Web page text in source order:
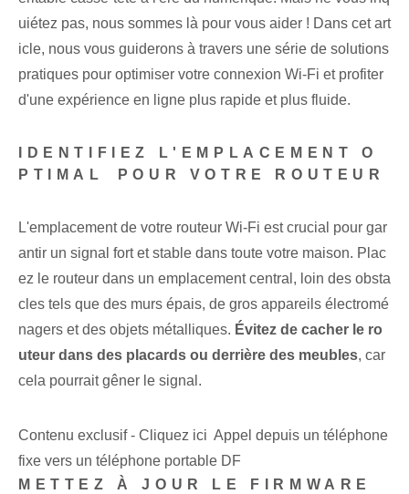
uiétez pas, nous sommes là pour vous aider ! ⁣Dans cet art
icle, nous vous guiderons à travers une série de solutions
pratiques pour⁢ optimiser votre connexion Wi-Fi et profiter
d'une expérience en ligne plus rapide et plus fluide.
IDENTIFIEZ​ L'EMPLACEMENT O
PTIMAL⁤ POUR VOTRE ROUTEUR
L'emplacement de votre routeur Wi-Fi est crucial pour gar
antir un signal fort et stable dans toute votre maison. Plac
ez le routeur dans un emplacement central, loin des obsta
cles tels que des murs épais, de gros appareils électromé
nagers et des objets métalliques. Évitez de cacher le ro
uteur dans des placards ou derrière des meubles, car
cela pourrait gêner‌ le signal.
Contenu exclusif - Cliquez ici Appel depuis un téléphone
fixe vers un téléphone portable DF
METTEZ À JOUR LE FIRMWARE